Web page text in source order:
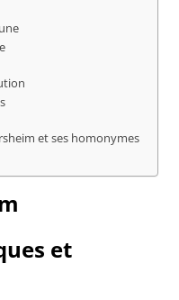
et ses homonymes
et